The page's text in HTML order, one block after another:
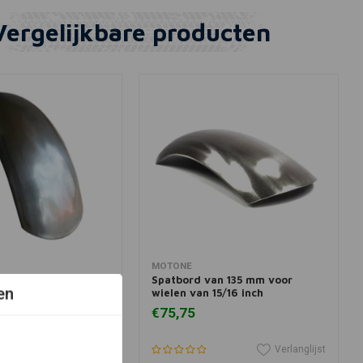
producten
MOTONE
Spatbord van 135 mm voor
wielen van 15/16 inch
€75,75
Verlanglijst